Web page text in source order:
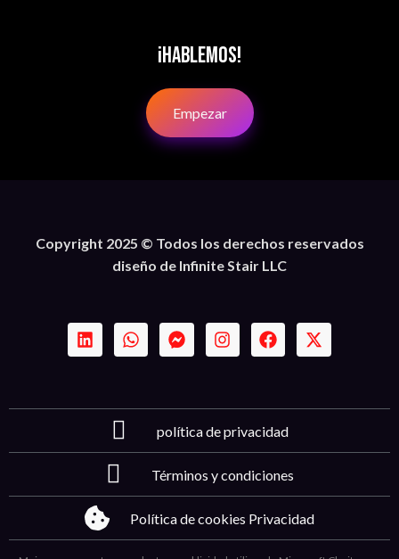
¡Hablemos!
Empezar
Copyright 2025 © Todos los derechos reservados
diseño de Infinite Stair LLC
política de privacidad
Términos y condiciones
Política de cookies Privacidad